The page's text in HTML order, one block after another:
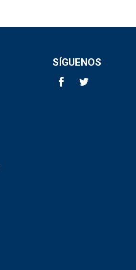
SÍGUENOS